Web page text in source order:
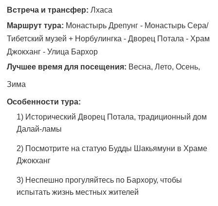
Встреча и трансфер: Лхаса
Маршрут тура: Монастырь Дрепунг - Монастырь Сера/
Тибетский музей + Норбулингка - Дворец Потала - Храм
Джокханг - Улица Бархор
Лучшее время для посещения: Весна, Лето, Осень,
Зима
Особенности тура:
1) Исторический Дворец Потала, традиционный дом
Далай-ламы
2) Посмотрите на статую Будды Шакьямуни в Храме
Джокханг
3) Неспешно прогуляйтесь по Бархору, чтобы
испытать жизнь местных жителей